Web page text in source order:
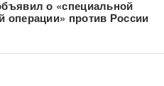
о «специальной
операции» против России